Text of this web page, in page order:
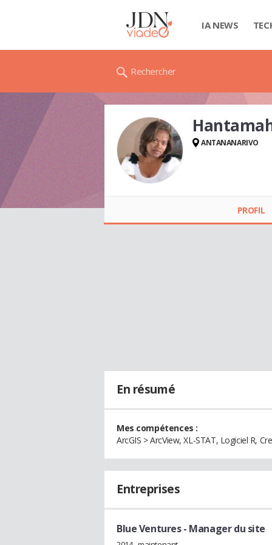
IA NEWS
Rechercher
ANTANANARIVO
PROFIL
En résumé
Mes compétences :
ArcGIS > ArcView, XL-STAT, Logiciel R,
Entreprises
Blue Ventures- Manager du site